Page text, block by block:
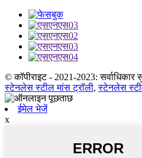
© कॉपीराइट - 2021-2023: सर्वाधिकार
स्टेनलेस स्टील मांस ट्रॉली,स्टेनलेस
ईमेल भेजें
x